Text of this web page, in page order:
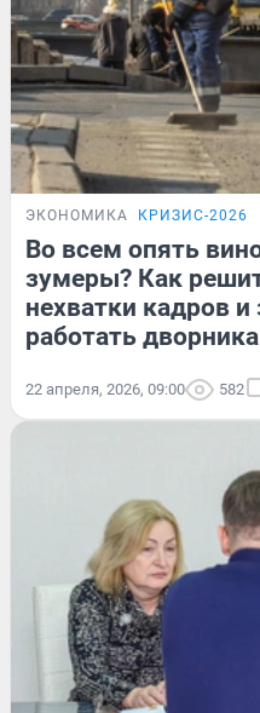
ЭКОНОМИКА КРИЗИС-2026
Во всем опять
зумеры? Как
нехватки кадров
работать
22 апреля, 2026, 09:00 582